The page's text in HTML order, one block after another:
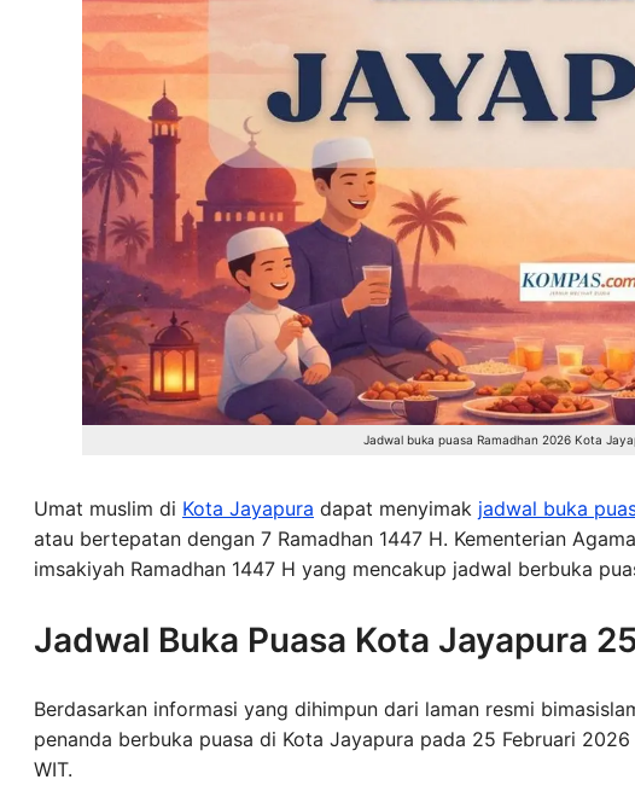
Jadwal buka puasa Ramadhan 2026 Kota
Umat muslim di Kota Jayapura dapat menyimak jadwal buka
atau bertepatan dengan 7 Ramadhan 1447 H. Kementerian
imsakiyah Ramadhan 1447 H yang mencakup jadwal berbuka
Jadwal Buka Puasa Kota Jayapura
Berdasarkan informasi yang dihimpun dari laman resmi
penanda berbuka puasa di Kota Jayapura pada 25 Februari
WIT.